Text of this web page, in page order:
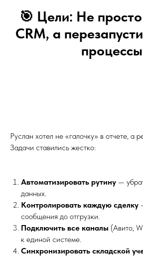
🎯 Цели: Не
CRM, а
процессы
Руслан хотел не «галочку» в отчете, а
Задачи ставились жестко:
Автоматизировать рутину —
данных.
Контролировать каждую сделку
сообщения до отгрузки.
Подключить все каналы (Авито,
к единой системе.
Синхронизировать складской